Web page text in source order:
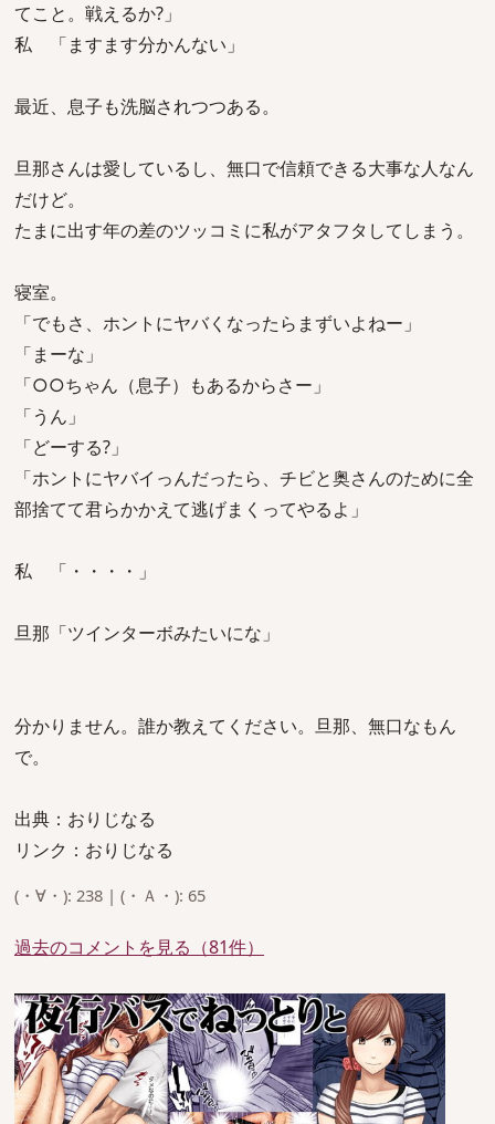
てこと。戦えるか?」
私 「ますます分かんない」
最近、息子も洗脳されつつある。
旦那さんは愛しているし、無口で信頼できる大事な人なん
だけど。
たまに出す年の差のツッコミに私がアタフタしてしまう。
寝室。
「でもさ、ホントにヤバくなったらまずいよねー」
「まーな」
「○○ちゃん（息子）もあるからさー」
「うん」
「どーする?」
「ホントにヤバイっんだったら、チビと奥さんのために全
部捨てて君らかかえて逃げまくってやるよ」
私 「・・・・」
旦那「ツインターボみたいにな」
分かりません。誰か教えてください。旦那、無口なもん
で。
出典：おりじなる
リンク：おりじなる
(・∀・): 238 | (・Ａ・): 65
過去のコメントを見る（81件）